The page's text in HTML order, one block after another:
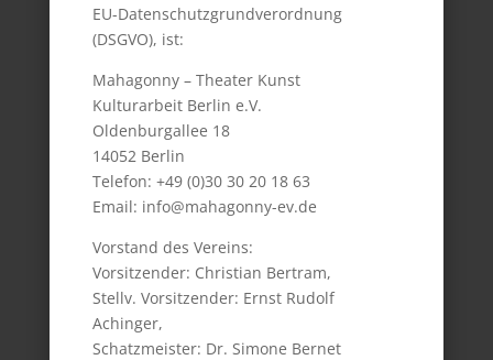
EU-Datenschutzgrundverordnung
(DSGVO), ist:
Mahagonny – Theater Kunst
Kulturarbeit Berlin e.V.
Oldenburgallee 18
14052 Berlin
Telefon: +49 (0)30 30 20 18 63
Email: info@mahagonny-ev.de
Vorstand des Vereins:
Vorsitzender: Christian Bertram,
Stellv. Vorsitzender: Ernst Rudolf
Achinger,
Schatzmeister: Dr. Simone Bernet